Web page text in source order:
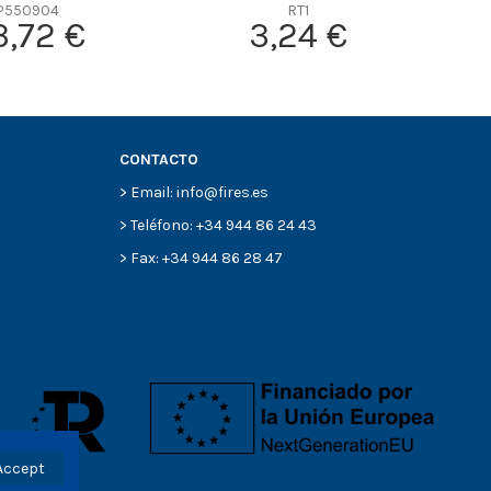
€
RT1
3,24 €
CONTACTO
> Email: info@fires.es
> Teléfono: +34 944 86 24 43
> Fax: +34 944 86 28 47